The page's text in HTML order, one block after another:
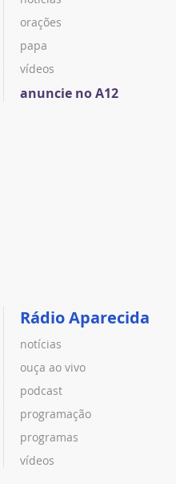
orações
papa
vídeos
anuncie no A12
Rádio Aparecida
notícias
ouça ao vivo
podcast
programação
programas
vídeos